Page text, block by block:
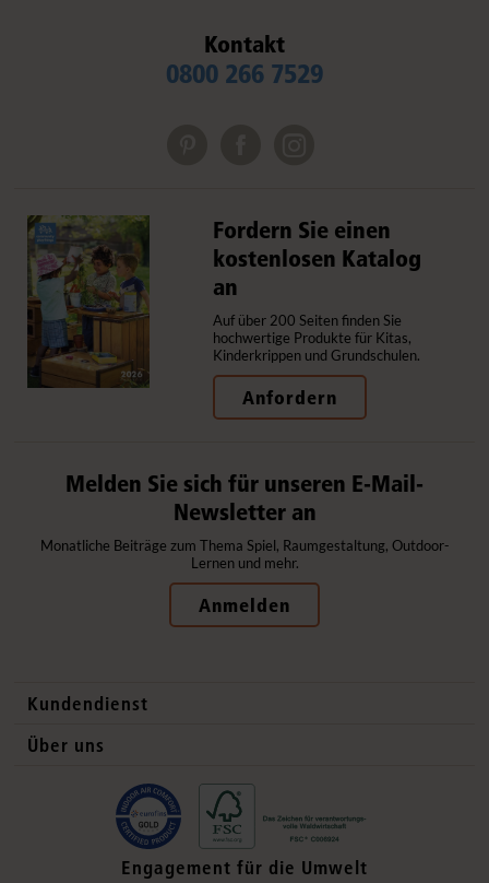
Kontakt
0800 266 7529
Fordern Sie einen
kostenlosen Katalog
an
Auf über 200 Seiten finden Sie
hochwertige Produkte für Kitas,
Kinderkrippen und Grundschulen.
Anfordern
Melden Sie sich für unseren E-Mail-
Newsletter an
Monatliche Beiträge zum Thema Spiel, Raumgestaltung, Outdoor-
Lernen und mehr.
Anmelden
Kundendienst
Kontaktdaten
Häufig gestellte Fragen
Datenschutzerklärung
Über uns
Qualitätsprodukte
Gesund und sicher
Flexible Einrichtung
Engagement für die Umwelt